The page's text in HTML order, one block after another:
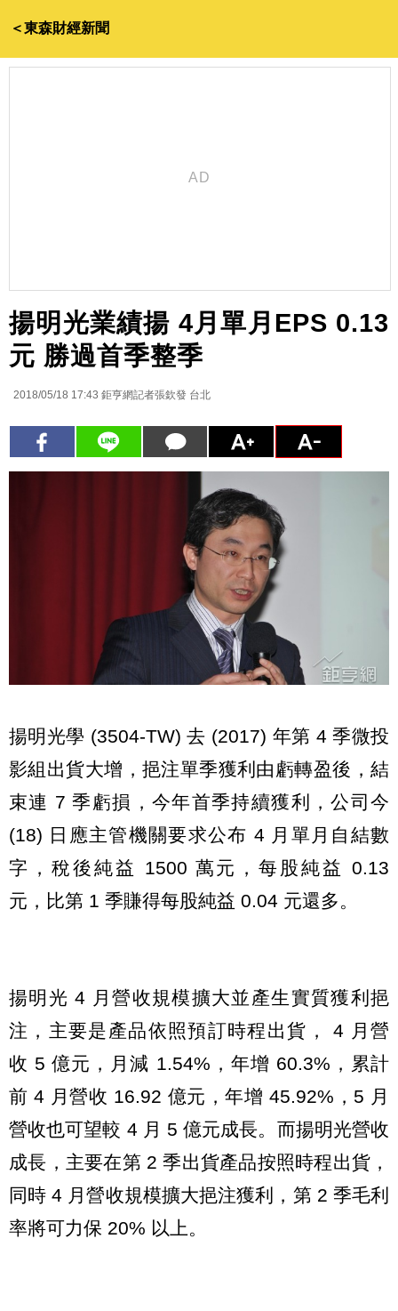
＜東森財經新聞
揚明光業績揚 4月單月EPS 0.13
元 勝過首季整季
2018/05/18 17:43 鉅亨網記者張欽發 台北
揚明光學 (3504-TW) 去 (2017) 年第 4 季微投
影組出貨大增，挹注單季獲利由虧轉盈後，結
束連 7 季虧損，今年首季持續獲利，公司今
(18) 日應主管機關要求公布 4 月單月自結數
字，稅後純益 1500 萬元，每股純益 0.13
元，比第 1 季賺得每股純益 0.04 元還多。
揚明光 4 月營收規模擴大並產生實質獲利挹
注，主要是產品依照預訂時程出貨， 4 月營
收 5 億元，月減 1.54%，年增 60.3%，累計
前 4 月營收 16.92 億元，年增 45.92%，5 月
營收也可望較 4 月 5 億元成長。而揚明光營收
成長，主要在第 2 季出貨產品按照時程出貨，
同時 4 月營收規模擴大挹注獲利，第 2 季毛利
率將可力保 20% 以上。